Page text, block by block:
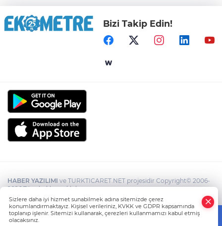
Bizi Takip Edin!
HABER YAZILIMI ve TURKTICARET.NET projesidir Copyright© 2006-
2026 Tüm hakları saklıdır.
Sizlere daha iyi hizmet sunabilmek adına sitemizde çerez
konumlandırmaktayız. Kişisel verileriniz, KVKK ve GDPR kapsamında
toplanıp işlenir. Sitemizi kullanarak, çerezleri kullanmamızı kabul etmiş
olacaksınız.